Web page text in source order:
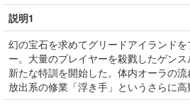
説明1
幻の宝石を求めてグリードアイランド
ー。大量のプレイヤーを殺戮したゲン
新たな特訓を開始した。体内オーラの流
放出系の修業「浮き手」というさらに